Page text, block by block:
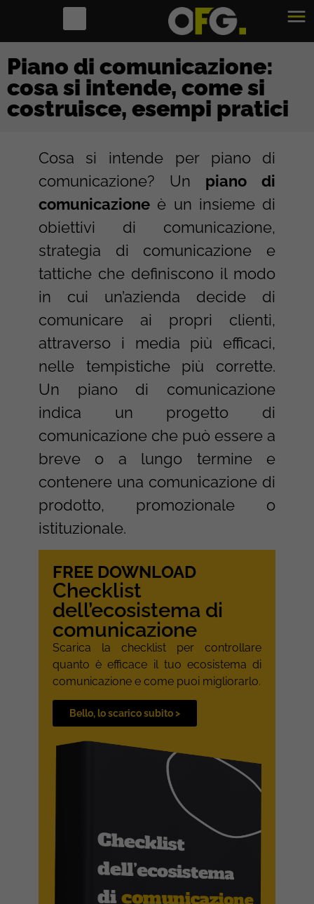
Piano di comunicazione:
cosa si intende, come si
costruisce, esempi pratici
Cosa si intende per piano di
comunicazione? Un piano di
comunicazioneè un insieme di
obiettivi di comunicazione,
strategia di comunicazione e
tattiche che definiscono il modo
in cui un’azienda decide di
comunicare ai propri clienti,
attraverso i media più efficaci,
nelle tempistiche più corrette.
Un piano di comunicazione
indica un progetto di
comunicazione che può essere a
breve o a lungo termine e
contenere una comunicazione di
prodotto, promozionale o
istituzionale.
FREE DOWNLOAD
Checklist
dell’ecosistema di
comunicazione
Scarica la checklist per controllare
quanto è efficace il tuo ecosistema di
comunicazione e come puoi migliorarlo.
Bello, lo scarico subito >